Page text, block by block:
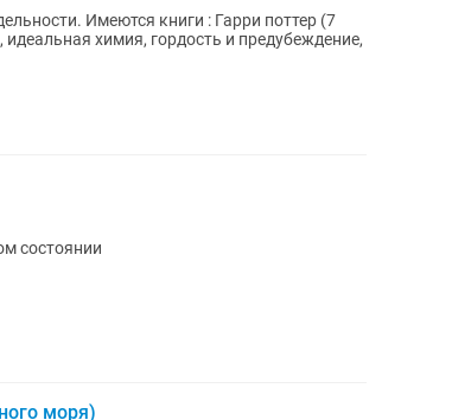
Имеются книги : Гарри поттер (7
химия, гордость и предубеждение,
состоянии
моря)